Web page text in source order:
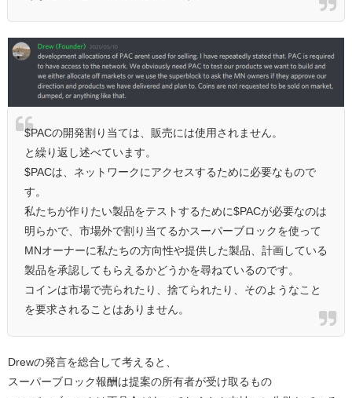
$PACの開発割り当ては、販売には使用されません。
と繰り返し述べています。
$PACは、ネットワークにアクセスするために必要なもので
す。
私たちが作りたい製品をテストするために$PACが必要なのは
明らかで、市場外で割り当てるかスーパーブロックを使って
MNオーナーに私たちの方向性や提供した製品、計画している
製品を承認してもらえるかどうかを尋ねているのです。
コインは市場で売られたり、捨てられたり、そのようなこと
を要求されることはありません。
Drewの発言を総合して考えると、
スーパーブロック報酬は提案の所有者が受け取るもの